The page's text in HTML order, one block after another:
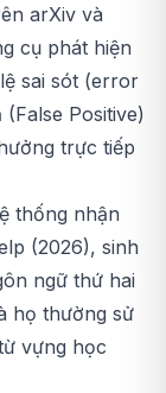
arXiv và
cụ phát hiện
sai sót (error
Positive)
trực tiếp
thống nhận
(2026), sinh
ngữ thứ hai
họ thường sử
vựng học